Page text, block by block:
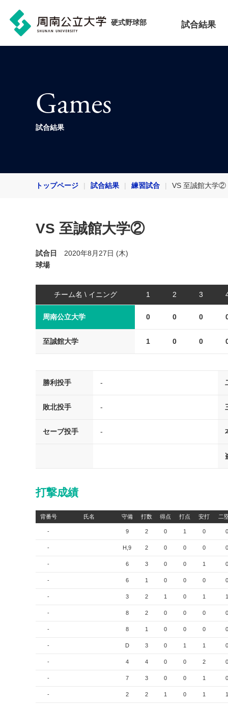
硬式野球部 試合結果
Games
試合結果
トップページ 試合結果 練習試合 VS 至誠館大学②
VS 至誠館大学②
試合日
2020年8月27日 (木)
球場
チーム名 \ イニング 1 2 3
周南公立大学 0 0 0
至誠館大学 1 0 0
勝利投手 -
敗北投手 -
セーブ投手 -
打撃成績
背番号 氏名 守備 打数 得点 打点 安打 二
- 9 2 0 1 0 0
- H,9 2 0 0 0 0
- 6 3 0 0 1 0
- 6 1 0 0 0 0
- 3 2 1 0 1 1
- 8 2 0 0 0 0
- 8 1 0 0 0 0
- D 3 0 1 1 0
- 4 4 0 0 2 0
- 7 3 0 0 1 0
- 2 2 1 0 1 1